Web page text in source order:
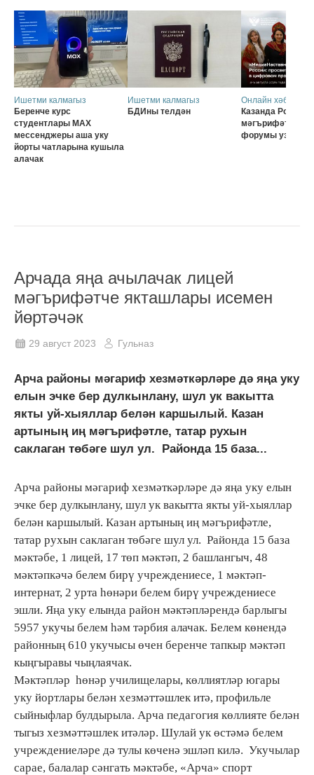
Ишетми калмагыз
Беренче курс
студентлары MAX
мессенджеры аша уку
йорты чатларына кушыла
алачак
Ишетми калмагыз
БДИны телдән
Онлайн хәбәрләр
Казанда Россия
форумы узачак
Арчада яңа ачылачак лицей
мәгърифәтче якташлары исемен
йөртәчәк
29 август 2023 Гульназ
Арча районы мәгариф хезмәткәрләре дә яңа уку
елын эчке бер дулкынлану, шул ук вакытта
якты уй-хыяллар белән каршылый. Казан
артының иң мәгърифәтле, татар рухын
саклаган төбәге шул ул. Районда 15 база...
Арча районы мәгариф хезмәткәрләре дә яңа уку елын
эчке бер дулкынлану, шул ук вакытта якты уй-хыяллар
белән каршылый. Казан артының иң мәгърифәтле,
татар рухын саклаган төбәге шул ул. Районда 15 база
мәктәбе, 1 лицей, 17 төп мәктәп, 2 башлангыч, 48
мәктәпкәчә белем бирү учреждениесе, 1 мәктәп-
интернат, 2 урта һөнәри белем бирү учреждениесе
эшли. Яңа уку елында район мәктәпләрендә барлыгы
5957 укучы белем һәм тәрбия алачак. Белем көнендә
районның 610 укучысы өчен беренче тапкыр мәктәп
кыңгыравы чыңлаячак.
Мәктәпләр һөнәр училищелары, көллиятләр югары
уку йортлары белән хезмәттәшлек итә, профильле
сыйныфлар булдырыла. Арча педагогия көллияте белән
тыгыз хезмәттәшлек итәләр. Шулай ук өстәмә белем
учреждениеләре дә тулы көченә эшләп килә. Укучылар
сарае, балалар сәнгать мәктәбе, «Арча» спорт